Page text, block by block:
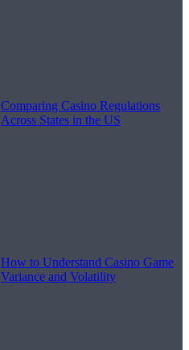
Comparing Casino Regulations
Across States in the US
How to Understand Casino Game
Variance and Volatility